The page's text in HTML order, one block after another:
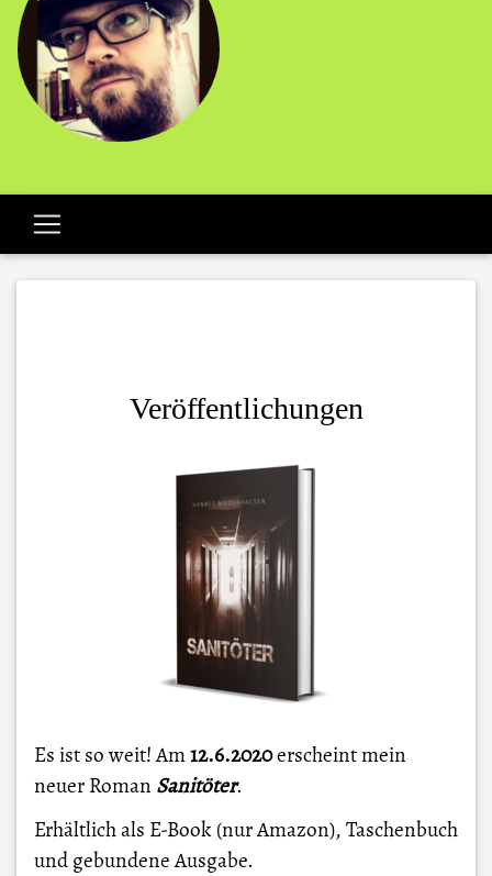
Veröffentlichungen
Es ist so weit! Am12.6.2020erscheint mein
neuer Roman Sanitöter.
Erhältlich als E-Book (nur Amazon), Taschenbuch
und gebundene Ausgabe.